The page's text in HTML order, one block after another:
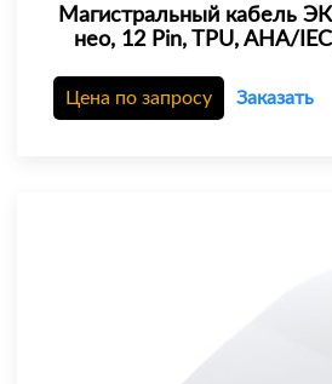
Магистральный кабель
нео, 12 Pin, TPU, AHA/
Цена по запросу Заказать